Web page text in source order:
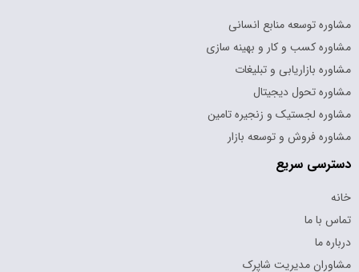
مشاوره توسعه منابع انسانی
مشاوره کسب و کار و بهینه سازی
مشاوره بازاریابی و تبلیغات
مشاوره تحول دیجیتال
مشاوره لجستیک و زنجیره تامین
مشاوره فروش و توسعه بازار
دسترسی سریع
خانه
تماس با ما
درباره ما
مشاوران مدیریت شاپرک